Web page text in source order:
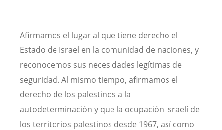
Afirmamos el lugar al que tiene derecho el
Estado de Israel en la comunidad de naciones, y
reconocemos sus necesidades legítimas de
seguridad. Al mismo tiempo, afirmamos el
derecho de los palestinos a la
autodeterminación y que la ocupación israelí de
los territorios palestinos desde 1967, así como